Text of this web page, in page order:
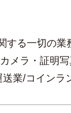
する一切の
メラ・証明
送業/コイン